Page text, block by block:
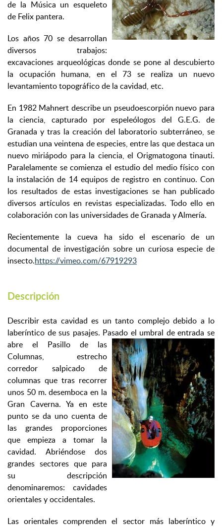
de la Música un esqueleto
de Felix pantera.
Los años 70 se desarrollan
diversos trabajos:
excavaciones arqueológicas donde se pone al descubierto
la ocupación humana, en el 73 se realiza un nuevo
levantamiento topográfico de la cavidad, etc.
En 1982 Mahnert describe un pseudoescorpión nuevo para
la ciencia, capturado por espeleólogos del G.E.G. de
Granada y tras la creación del laboratorio subterráneo, se
estudian una veintena de especies, entre las que destaca un
nuevo miriápodo para la ciencia, el Origmatogona tinauti.
Paralelamente se comienza el estudio del medio físico con
la instalación de 14 equipos de registro en continuo. Con
los resultados de estas investigaciones se han publicado
diversos artículos en revistas especializadas. Todo ello en
colaboración con las universidades de Granada y Almería.
Recientemente la cueva ha sido el escenario de un
documental de investigación sobre un curiosa especie de
insecto.https://vimeo.com/67919293
Descripción
Describir esta cavidad es un tanto complejo debido a lo
laberíntico de sus pasajes. Pasado el umbral de entrada se
abre el Pasillo de las
Columnas, estrecho
corredor salpicado de
columnas que tras recorrer
unos 50 m. desemboca en la
Gran Caverna. Ya en este
punto se da uno cuenta de
las grandes proporciones
que empieza a tomar la
cavidad. Abriéndose dos
grandes sectores que para
su descripción
denominaremos: cavidades
orientales y occidentales.
Las orientales comprenden el sector más laberíntico y